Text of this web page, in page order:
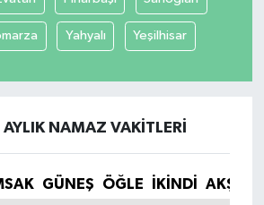
Yahyalı Yeşilhisar
AYLIK NAMAZ VAKITLERI
GÜNEŞ ÖĞLE İKINDI
AKŞAM